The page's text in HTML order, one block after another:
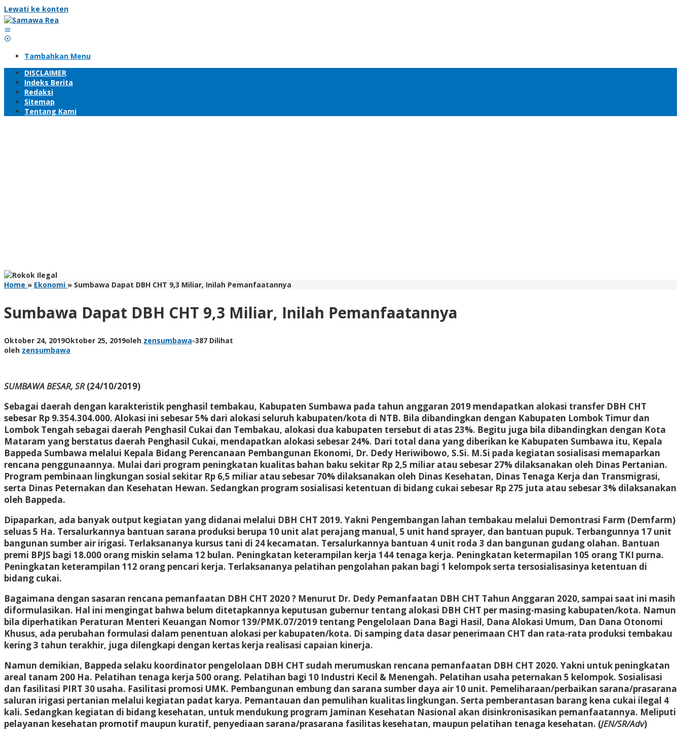
Lewati ke konten
Tambahkan Menu
DISCLAIMER
Indeks Berita
Redaksi
Sitemap
Tentang Kami
Home » Ekonomi » Sumbawa Dapat DBH CHT 9,3 Miliar, Inilah Pemanfaatannya
Sumbawa Dapat DBH CHT 9,3 Miliar, Inilah Pemanfaatannya
Oktober 24, 2019Oktober 25, 2019oleh zensumbawa-387 Dilihat
oleh zensumbawa
SUMBAWA BESAR, SR(24/10/2019)
Sebagai daerah dengan karakteristik penghasil tembakau, Kabupaten Sumbawa pada tahun anggaran 2019 mendapatkan alokasi transfer DBH CHT
sebesar Rp 9.354.304.000. Alokasi ini sebesar 5% dari alokasi seluruh kabupaten/kota di NTB. Bila dibandingkan dengan Kabupaten Lombok Timur dan
Lombok Tengah sebagai daerah Penghasil Cukai dan Tembakau, alokasi dua kabupaten tersebut di atas 23%. Begitu juga bila dibandingkan dengan Kota
Mataram yang berstatus daerah Penghasil Cukai, mendapatkan alokasi sebesar 24%. Dari total dana yang diberikan ke Kabupaten Sumbawa itu, Kepala
Bappeda Sumbawa melalui Kepala Bidang Perencanaan Pembangunan Ekonomi, Dr. Dedy Heriwibowo, S.Si. M.Si pada kegiatan sosialisasi memaparkan
rencana penggunaannya. Mulai dari program peningkatan kualitas bahan baku sekitar Rp 2,5 miliar atau sebesar 27% dilaksanakan oleh Dinas Pertanian.
Program pembinaan lingkungan sosial sekitar Rp 6,5 miliar atau sebesar 70% dilaksanakan oleh Dinas Kesehatan, Dinas Tenaga Kerja dan Transmigrasi,
serta Dinas Peternakan dan Kesehatan Hewan. Sedangkan program sosialisasi ketentuan di bidang cukai sebesar Rp 275 juta atau sebesar 3% dilaksanakan
oleh Bappeda.
Dipaparkan, ada banyak output kegiatan yang didanai melalui DBH CHT 2019. Yakni Pengembangan lahan tembakau melalui Demontrasi Farm (Demfarm)
seluas 5 Ha. Tersalurkannya bantuan sarana produksi berupa 10 unit alat perajang manual, 5 unit hand sprayer, dan bantuan pupuk. Terbangunnya 17 unit
bangunan sumber air irigasi. Terlaksananya kursus tani di 24 kecamatan. Tersalurkannya bantuan 4 unit roda 3 dan bangunan gudang olahan. Bantuan
premi BPJS bagi 18.000 orang miskin selama 12 bulan. Peningkatan keterampilan kerja 144 tenaga kerja. Peningkatan ketermapilan 105 orang TKI purna.
Peningkatan keterampilan 112 orang pencari kerja. Terlaksananya pelatihan pengolahan pakan bagi 1 kelompok serta tersosialisasinya ketentuan di
bidang cukai.
Bagaimana dengan sasaran rencana pemanfaatan DBH CHT 2020 ? Menurut Dr. Dedy Pemanfaatan DBH CHT Tahun Anggaran 2020, sampai saat ini masih
diformulasikan. Hal ini mengingat bahwa belum ditetapkannya keputusan gubernur tentang alokasi DBH CHT per masing-masing kabupaten/kota. Namun
bila diperhatikan Peraturan Menteri Keuangan Nomor 139/PMK.07/2019 tentang Pengelolaan Dana Bagi Hasil, Dana Alokasi Umum, Dan Dana Otonomi
Khusus, ada perubahan formulasi dalam penentuan alokasi per kabupaten/kota. Di samping data dasar penerimaan CHT dan rata-rata produksi tembakau
kering 3 tahun terakhir, juga dilengkapi dengan kertas kerja realisasi capaian kinerja.
Namun demikian, Bappeda selaku koordinator pengelolaan DBH CHT sudah merumuskan rencana pemanfaatan DBH CHT 2020. Yakni untuk peningkatan
areal tanam 200 Ha. Pelatihan tenaga kerja 500 orang. Pelatihan bagi 10 Industri Kecil & Menengah. Pelatihan usaha peternakan 5 kelompok. Sosialisasi
dan fasilitasi PIRT 30 usaha. Fasilitasi promosi UMK. Pembangunan embung dan sarana sumber daya air 10 unit. Pemeliharaan/perbaikan sarana/prasarana
saluran irigasi pertanian melalui kegiatan padat karya. Pemantauan dan pemulihan kualitas lingkungan. Serta pemberantasan barang kena cukai ilegal 4
kali. Sedangkan kegiatan di bidang kesehatan, untuk mendukung program Jaminan Kesehatan Nasional akan disinkronisasikan pemanfaatannya. Meliputi
pelayanan kesehatan promotif maupun kuratif, penyediaan sarana/prasarana fasilitas kesehatan, maupun pelatihan tenaga kesehatan. (JEN/SR/Adv)